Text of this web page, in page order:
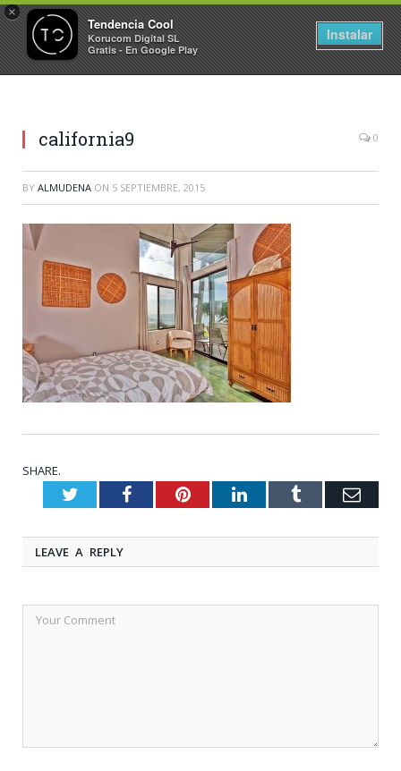
×
Tendencia Cool
Korucom Digital SL
Gratis - En Google Play
Instalar
california9 0
BY ALMUDENA ON 5 SEPTIEMBRE, 2015
SHARE.
TwitterFacebookPinterestLinkedInTumblr
LEAVE A REPLY